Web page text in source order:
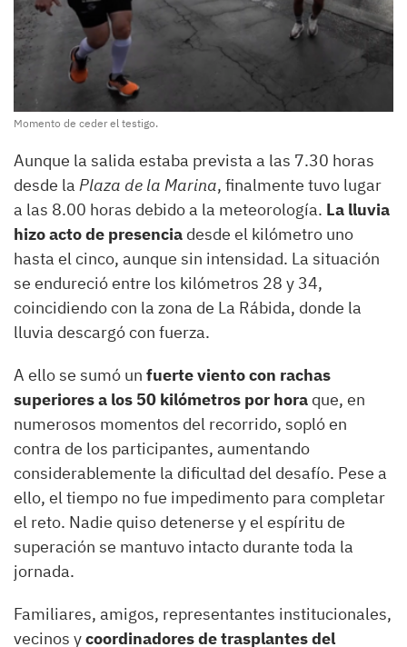
Momento de ceder el testigo.
Aunque la salida estaba prevista a las 7.30 horas
desde la Plaza de la Marina, finalmente tuvo lugar
a las 8.00 horas debido a la meteorología. La lluvia
hizo acto de presencia desde el kilómetro uno
hasta el cinco, aunque sin intensidad. La situación
se endureció entre los kilómetros 28 y 34,
coincidiendo con la zona de La Rábida, donde la
lluvia descargó con fuerza.
A ello se sumó un fuerte viento con rachas
superiores a los 50 kilómetros por hora que, en
numerosos momentos del recorrido, sopló en
contra de los participantes, aumentando
considerablemente la dificultad del desafío. Pese a
ello, el tiempo no fue impedimento para completar
el reto. Nadie quiso detenerse y el espíritu de
superación se mantuvo intacto durante toda la
jornada.
Familiares, amigos, representantes institucionales,
vecinos ycoordinadores de trasplantes del